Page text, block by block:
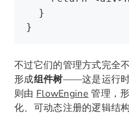
  }
}
不过它们的管理方式完全
形成组件树——这是运行
则由 FlowEngine 管理，
化、可动态注册的逻辑结